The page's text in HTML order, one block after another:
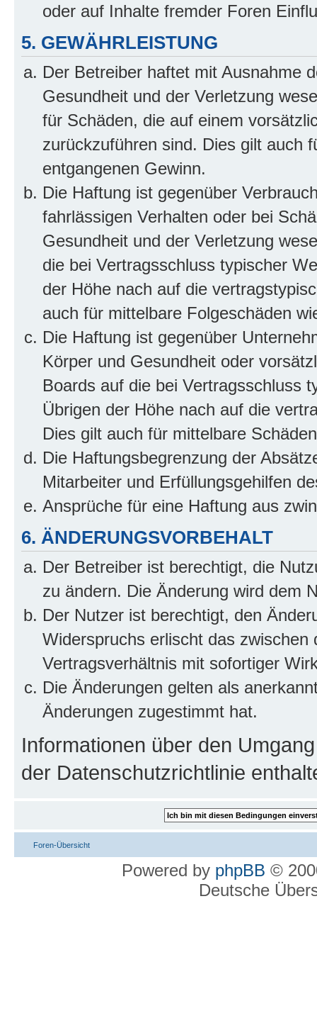
oder auf Inhalte fremder Foren
5. GEWÄHRLEISTUNG
Der Betreiber haftet mit Ausnahme
Gesundheit und der Verletzung
für Schäden, die auf einem
zurückzuführen sind. Dies gilt auch
entgangenen Gewinn.
Die Haftung ist gegenüber
fahrlässigen Verhalten oder bei
Gesundheit und der Verletzung
die bei Vertragsschluss typischer
der Höhe nach auf die
auch für mittelbare Folgeschäden
Die Haftung ist gegenüber
Körper und Gesundheit oder
Boards auf die bei Vertragsschluss
Übrigen der Höhe nach auf die
Dies gilt auch für mittelbare
Die Haftungsbegrenzung der
Mitarbeiter und Erfüllungsgehilfen
Ansprüche für eine Haftung aus
6. ÄNDERUNGSVORBEHALT
Der Betreiber ist berechtigt, die
zu ändern. Die Änderung wird dem
Der Nutzer ist berechtigt, den
Widerspruchs erlischt das
Vertragsverhältnis mit sofortiger
Die Änderungen gelten als
Änderungen zugestimmt hat.
Informationen über den
der Datenschutzrichtlinie
Foren-Übersicht
Powered by phpBB ©
Deutsche